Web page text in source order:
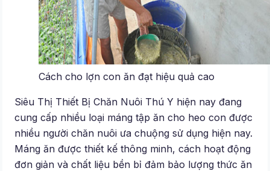
Cách cho lợn con ăn đạt hiệu quả cao
Siêu Thị Thiết Bị Chăn Nuôi Thú Y hiện nay đang
cung cấp nhiều loại máng tập ăn cho heo con được
nhiều người chăn nuôi ưa chuộng sử dụng hiện nay.
Máng ăn được thiết kế thông minh, cách hoạt động
đơn giản và chất liệu bền bỉ đảm bảo lượng thức ăn